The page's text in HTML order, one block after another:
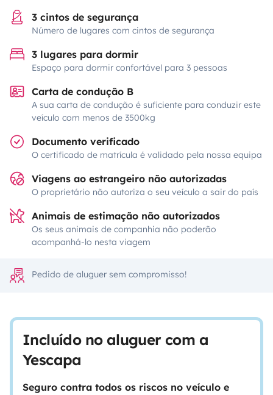
3 cintos de segurança
Número de lugares com cintos de segurança
3 lugares para dormir
Espaço para dormir confortável para 3 pessoas
Carta de condução B
A sua carta de condução é suficiente para conduzir este
veículo com menos de 3500kg
Documento verificado
O certificado de matrícula é validado pela nossa equipa
Viagens ao estrangeiro não autorizadas
O proprietário não autoriza o seu veículo a sair do país
Animais de estimação não autorizados
Os seus animais de companhia não poderão
acompanhá-lo nesta viagem
Pedido de aluguer sem compromisso!
Incluído no aluguer com a
Yescapa
Seguro contra todos os riscos no veículo e